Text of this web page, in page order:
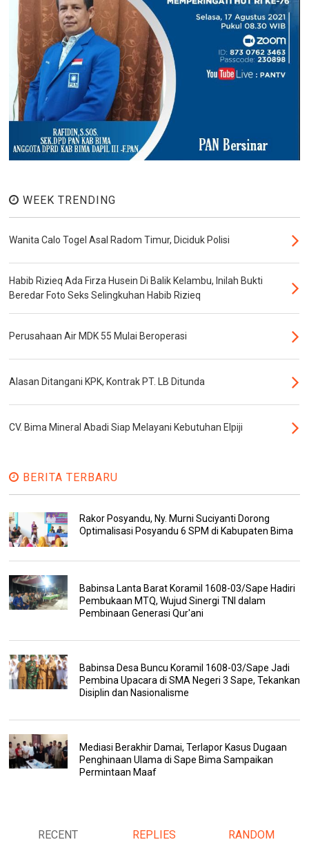
WEEK TRENDING
Wanita Calo Togel Asal Radom Timur, Diciduk Polisi
Habib Rizieq Ada Firza Husein Di Balik Kelambu, Inilah Bukti
Beredar Foto Seks Selingkuhan Habib Rizieq
Perusahaan Air MDK 55 Mulai Beroperasi
Alasan Ditangani KPK, Kontrak PT. LB Ditunda
CV. Bima Mineral Abadi Siap Melayani Kebutuhan Elpiji
BERITA TERBARU
Rakor Posyandu, Ny. Murni Suciyanti Dorong
Optimalisasi Posyandu 6 SPM di Kabupaten Bima
Babinsa Lanta Barat Koramil 1608-03/Sape Hadiri
Pembukaan MTQ, Wujud Sinergi TNI dalam
Pembinaan Generasi Qur'ani
Babinsa Desa Buncu Koramil 1608-03/Sape Jadi
Pembina Upacara di SMA Negeri 3 Sape, Tekankan
Disiplin dan Nasionalisme
Mediasi Berakhir Damai, Terlapor Kasus Dugaan
Penghinaan Ulama di Sape Bima Sampaikan
Permintaan Maaf
RECENT REPLIES RANDOM